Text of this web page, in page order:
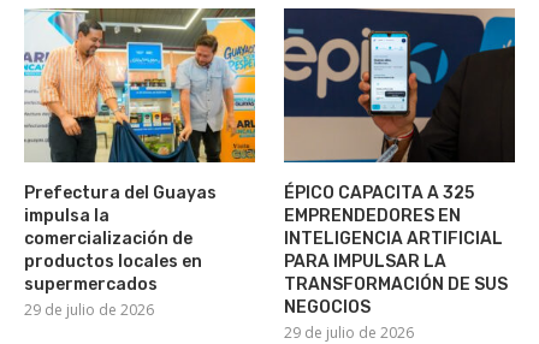
Prefectura del Guayas
impulsa la
comercialización de
productos locales en
supermercados
29 de julio de 2026
ÉPICO CAPACITA A 325
EMPRENDEDORES EN
INTELIGENCIA ARTIFICIAL
PARA IMPULSAR LA
TRANSFORMACIÓN DE SUS
NEGOCIOS
29 de julio de 2026